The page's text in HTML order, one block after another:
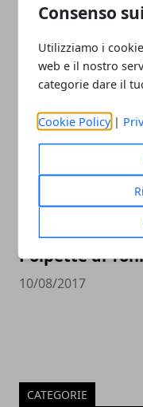
Consenso
Utilizziamo i
web e il nostro
categorie dare il
Cookie Policy |
Come
27/02/2018
Polpette di
10/08/2017
CATEGORIE